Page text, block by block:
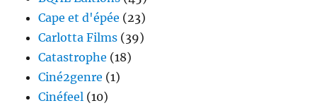
Cape et d'épée (23)
Carlotta Films (39)
Catastrophe (18)
Ciné2genre (1)
Cinéfeel (10)